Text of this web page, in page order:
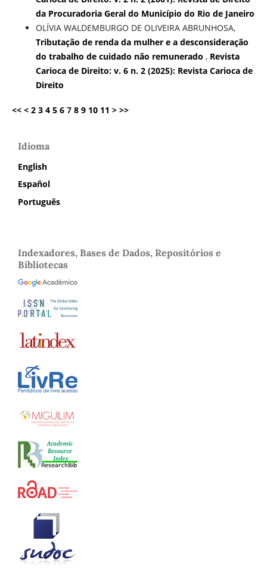
da Procuradoria Geral do Município do Rio de Janeiro
OLÍVIA WALDEMBURGO DE OLIVEIRA ABRUNHOSA,
Tributação de renda da mulher e a desconsideração
do trabalho de cuidado não remunerado , Revista
Carioca de Direito: v. 6 n. 2 (2025): Revista Carioca de
Direito
<< < 2 3 4 5 6 7 8 9 10 11 > >>
Idioma
English
Español
Português
Indexadores, Bases de Dados, Repositórios e
Bibliotecas